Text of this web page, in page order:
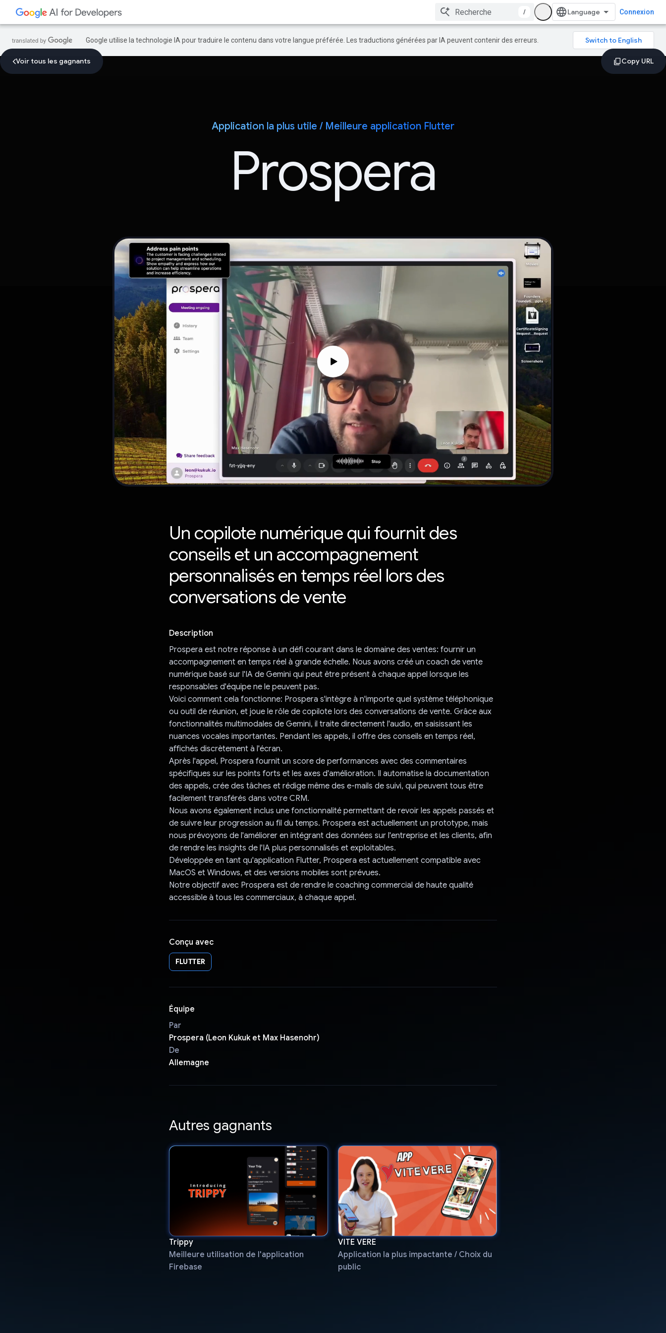
/ Connexion
Google utilise la technologie IA pour traduire le contenu dans votre langue préférée. Les traductions générées par IA peuvent contenir des erreurs.
Voir tous les gagnants
Application la plus utile / Meilleure application Flutter
Prospera
Un copilote numérique qui fournit des
conseils et un accompagnement
personnalisés en temps réel lors des
conversations de vente
Description
Prospera est notre réponse à un défi courant dans le domaine des ventes: fournir un
accompagnement en temps réel à grande échelle. Nous avons créé un coach de vente
numérique basé sur l'IA de Gemini qui peut être présent à chaque appel lorsque les
responsables d'équipe ne le peuvent pas.
Voici comment cela fonctionne: Prospera s'intègre à n'importe quel système téléphonique
ou outil de réunion, et joue le rôle de copilote lors des conversations de vente. Grâce aux
fonctionnalités multimodales de Gemini, il traite directement l'audio, en saisissant les
nuances vocales importantes. Pendant les appels, il offre des conseils en temps réel,
affichés discrètement à l'écran.
Après l'appel, Prospera fournit un score de performances avec des commentaires
spécifiques sur les points forts et les axes d'amélioration. Il automatise la documentation
des appels, crée des tâches et rédige même des e-mails de suivi, qui peuvent tous être
facilement transférés dans votre CRM.
Nous avons également inclus une fonctionnalité permettant de revoir les appels passés et
de suivre leur progression au fil du temps. Prospera est actuellement un prototype, mais
nous prévoyons de l'améliorer en intégrant des données sur l'entreprise et les clients, afin
de rendre les insights de l'IA plus personnalisés et exploitables.
Développée en tant qu'application Flutter, Prospera est actuellement compatible avec
MacOS et Windows, et des versions mobiles sont prévues.
Notre objectif avec Prospera est de rendre le coaching commercial de haute qualité
accessible à tous les commerciaux, à chaque appel.
Conçu avec
FLUTTER
Équipe
Par
Prospera (Leon Kukuk et Max Hasenohr)
De
Allemagne
Autres gagnants
Trippy
Meilleure utilisation de l'application
Firebase
VITE VERE
Application la plus impactante / Choix du
public